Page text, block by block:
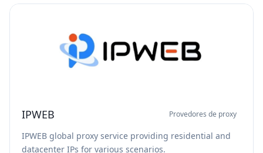
IPWEB Provedores de proxy
IPWEB global proxy service providing residential and
datacenter IPs for various scenarios.